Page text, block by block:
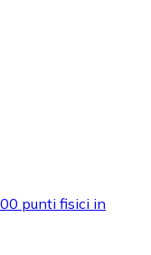
preferiti con
punti fisici in